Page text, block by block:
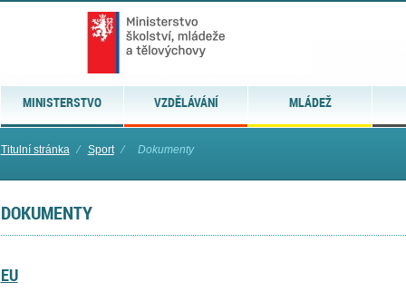
MINISTERSTVO VZDĚLÁVÁNÍ MLÁDEŽ
Titulní stránka ⁄ Sport ⁄ Dokumenty
DOKUMENTY
EU